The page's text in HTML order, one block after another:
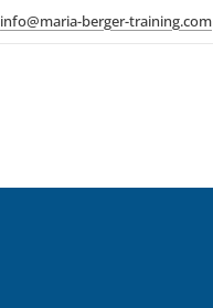
info@maria-berger-training.com